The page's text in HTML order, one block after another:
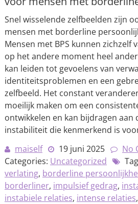
Snel wisselende zelfbeelden zijn
mensen met borderline
Mensen met BPS kunnen zichzelf
op het andere moment heel
kan leiden tot gevoelens van
identiteitsproblemen en een
zelfbeeld. Het constant
moeilijk maken om een
ontwikkelen en kan bijdragen aan
instabiliteit die kenmerkend is
maiself
19 juni 2025
No
Categories: Uncategorized
verlating, borderline
borderliner, impulsief gedrag,
instabiele relaties, intense relaties,